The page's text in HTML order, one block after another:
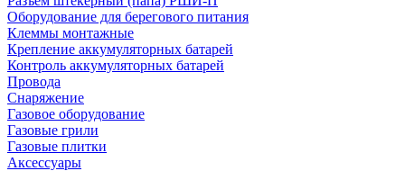
Оборудование для берегового питания
Клеммы монтажные
Крепление аккумуляторных батарей
Контроль аккумуляторных батарей
Провода
Снаряжение
Газовое оборудование
Газовые грили
Газовые плитки
Аксессуары